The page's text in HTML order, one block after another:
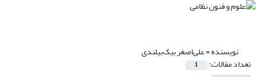
نویسنده =علی‌اصغر بیک‌بیلندی
تعداد مقالات: 1